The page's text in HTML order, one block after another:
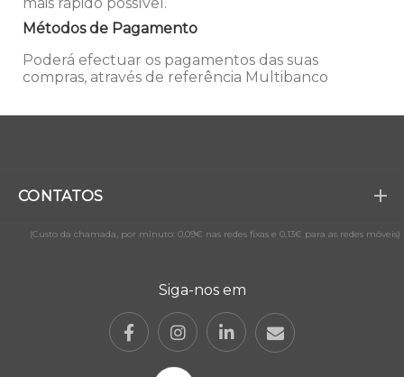
Métodos de Pagamento
Poderá efectuar os pagamentos das suas
compras, através de referência Multibanco
CONTATOS
(Custo da chamada, por minuto: 0,09€ nas redes fixas e 0,13€ para as redes móveis)
Siga-nos em